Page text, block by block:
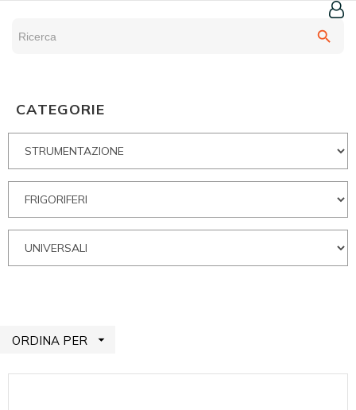
search
CATEGORIE
ORDINA PER 